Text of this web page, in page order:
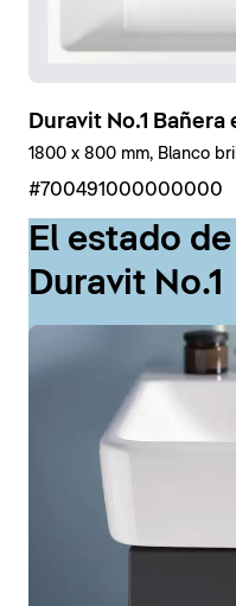
Duravit No.1
1800 x 800 mm, Blanco
#700491000000000
El estado
Duravit No.1